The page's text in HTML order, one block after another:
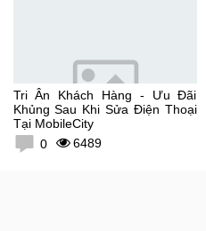
Tri Ân Khách Hàng - Ưu Đãi
Khủng Sau Khi Sửa Điện Thoại
Tại MobileCity
0
6489